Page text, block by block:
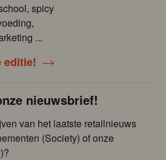
spicy
...
editie!
nieuwsbrief!
van het laatste retailnieuws
(Society) of onze